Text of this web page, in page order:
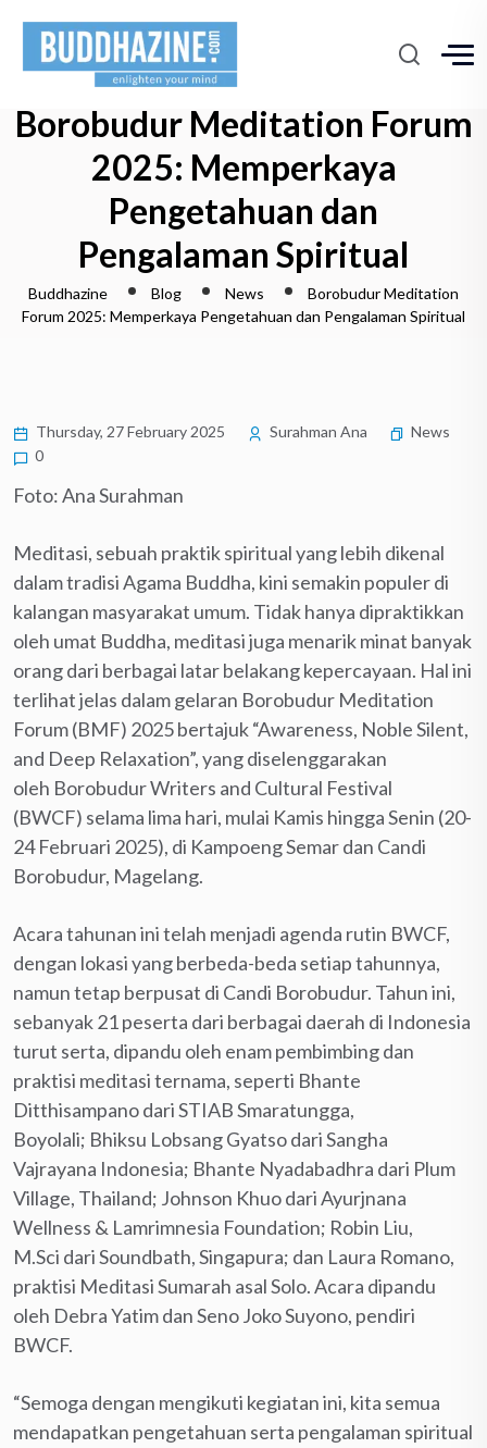
Borobudur Meditation Forum
2025: Memperkaya
Pengetahuan dan
Pengalaman Spiritual
Buddhazine Blog News
Borobudur Meditation
Forum 2025: Memperkaya Pengetahuan dan Pengalaman Spiritual
Thursday, 27 February 2025 Surahman Ana
News
0
Foto: Ana Surahman
Meditasi, sebuah praktik spiritual yang lebih dikenal
dalam tradisi Agama Buddha, kini semakin populer di
kalangan masyarakat umum. Tidak hanya dipraktikkan
oleh umat Buddha, meditasi juga menarik minat banyak
orang dari berbagai latar belakang kepercayaan. Hal ini
terlihat jelas dalam gelaran Borobudur Meditation
Forum (BMF) 2025 bertajuk “Awareness, Noble Silent,
and Deep Relaxation”, yang diselenggarakan
oleh Borobudur Writers and Cultural Festival
(BWCF) selama lima hari, mulai Kamis hingga Senin (20-
24 Februari 2025), di Kampoeng Semar dan Candi
Borobudur, Magelang.
Acara tahunan ini telah menjadi agenda rutin BWCF,
dengan lokasi yang berbeda-beda setiap tahunnya,
namun tetap berpusat di Candi Borobudur. Tahun ini,
sebanyak 21 peserta dari berbagai daerah di Indonesia
turut serta, dipandu oleh enam pembimbing dan
praktisi meditasi ternama, seperti Bhante
Ditthisampano dari STIAB Smaratungga,
Boyolali; Bhiksu Lobsang Gyatso dari Sangha
Vajrayana Indonesia; Bhante Nyadabadhra dari Plum
Village, Thailand; Johnson Khuo dari Ayurjnana
Wellness & Lamrimnesia Foundation; Robin Liu,
M.Sci dari Soundbath, Singapura; dan Laura Romano,
praktisi Meditasi Sumarah asal Solo. Acara dipandu
oleh Debra Yatim dan Seno Joko Suyono, pendiri
BWCF.
“Semoga dengan mengikuti kegiatan ini, kita semua
mendapatkan pengetahuan serta pengalaman spiritual